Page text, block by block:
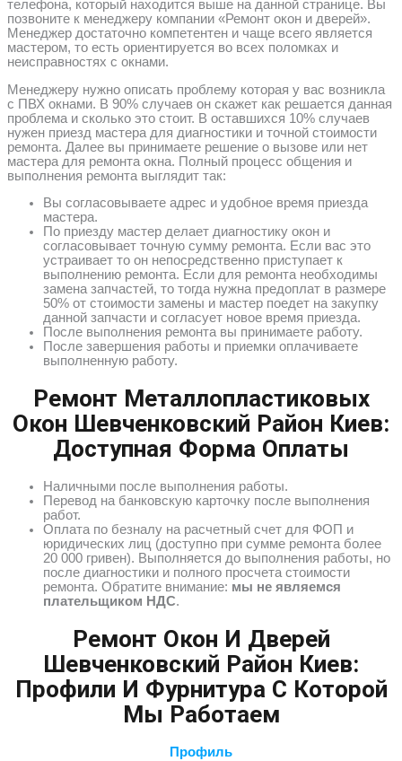
телефона, который находится выше на данной странице. Вы
позвоните к менеджеру компании «Ремонт окон и дверей».
Менеджер достаточно компетентен и чаще всего является
мастером, то есть ориентируется во всех поломках и
неисправностях с окнами.
Менеджеру нужно описать проблему которая у вас возникла
с ПВХ окнами. В 90% случаев он скажет как решается данная
проблема и сколько это стоит. В оставшихся 10% случаев
нужен приезд мастера для диагностики и точной стоимости
ремонта. Далее вы принимаете решение о вызове или нет
мастера для ремонта окна. Полный процесс общения и
выполнения ремонта выглядит так:
Вы согласовываете адрес и удобное время приезда
мастера.
По приезду мастер делает диагностику окон и
согласовывает точную сумму ремонта. Если вас это
устраивает то он непосредственно приступает к
выполнению ремонта. Если для ремонта необходимы
замена запчастей, то тогда нужна предоплат в размере
50% от стоимости замены и мастер поедет на закупку
данной запчасти и согласует новое время приезда.
После выполнения ремонта вы принимаете работу.
После завершения работы и приемки оплачиваете
выполненную работу.
Ремонт Металлопластиковых
Окон Шевченковский Район Киев:
Доступная Форма Оплаты
Наличными после выполнения работы.
Перевод на банковскую карточку после выполнения
работ.
Оплата по безналу на расчетный счет для ФОП и
юридических лиц (доступно при сумме ремонта более
20 000 гривен). Выполняется до выполнения работы, но
после диагностики и полного просчета стоимости
ремонта. Обратите внимание: мы не являемся
плательщиком НДС.
Ремонт Окон И Дверей
Шевченковский Район Киев:
Профили И Фурнитура С Которой
Мы Работаем
Профиль